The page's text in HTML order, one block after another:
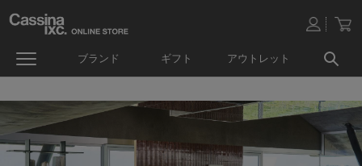
ブランド ギフト アウトレット